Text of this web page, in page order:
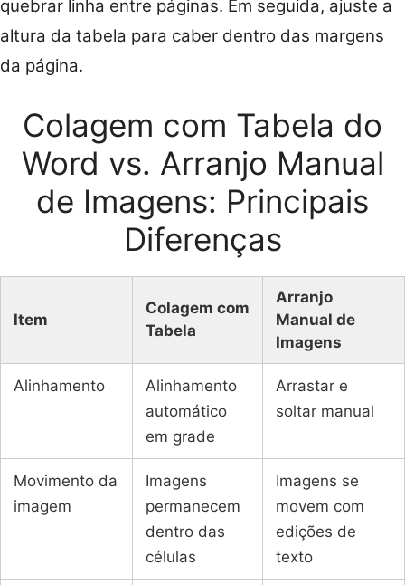
quebrar linha entre páginas. Em seguida, ajuste a
altura da tabela para caber dentro das margens
da página.
Colagem com Tabela do
Word vs. Arranjo Manual
de Imagens: Principais
Diferenças
Item
Colagem com
Tabela
Arranjo
Manual de
Imagens
Alinhamento
Alinhamento
automático
em grade
Arrastar e
soltar manual
Movimento da
imagem
Imagens
permanecem
dentro das
células
Imagens se
movem com
edições de
texto